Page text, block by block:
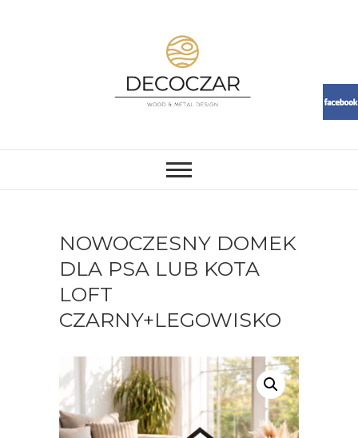
DECOCZAR
MEBLE, ŻYWICA, WOOD
NOWOCZESNY DOMEK
DLA PSA LUB KOTA
LOFT
CZARNY+LEGOWISKO